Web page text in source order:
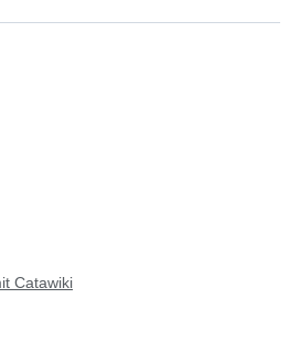
Catawiki